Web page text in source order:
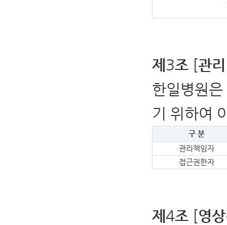
제 3조 [관
한일병원
기 위하여
구 분
관리책임자
접근권한자
제 4조 [영